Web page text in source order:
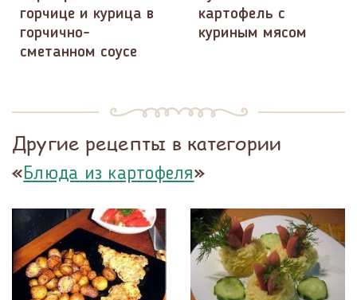
горчице и курица в
горчично-
сметанном соусе
картофель с
куриным мясом
Другие рецепты в категории
«Блюда из картофеля»